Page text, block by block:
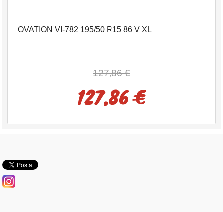
OVATION VI-782 195/50 R15 86 V XL
127,86 €
127,86 €